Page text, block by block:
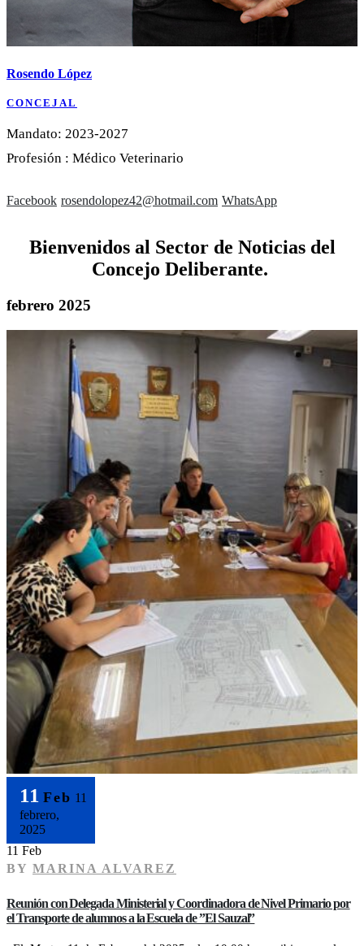
Rosendo López
CONCEJAL
Mandato: 2023-2027
Profesión : Médico Veterinario
Facebook rosendolopez42@hotmail.com WhatsApp
Bienvenidos al Sector de Noticias del
Concejo Deliberante.
febrero 2025
11 Feb 11
febrero,
2025
11 Feb
BY MARINA ALVAREZ
Reunión con Delegada Ministerial y Coordinadora de Nivel Primario por
el Transporte de alumnos a la Escuela de ”El Sauzal”